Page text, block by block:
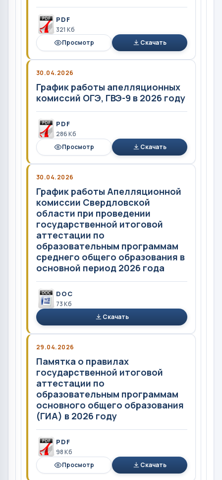
PDF
321 Кб
Просмотр
Скачать
30.04.2026
График работы апелляционных
комиссий ОГЭ, ГВЭ-9 в 2026 году
PDF
286 Кб
Просмотр
Скачать
30.04.2026
График работы Апелляционной
комиссии Свердловской
области при проведении
государственной итоговой
аттестации по
образовательным программам
среднего общего образования в
основной период 2026 года
DOC
73 Кб
Скачать
29.04.2026
Памятка о правилах
государственной итоговой
аттестации по
образовательным программам
основного общего образования
(ГИА) в 2026 году
PDF
98 Кб
Просмотр
Скачать